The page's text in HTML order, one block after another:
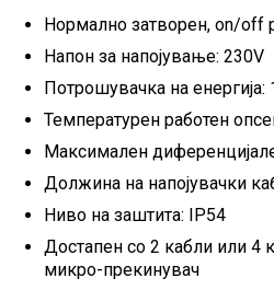
Нормално затворен, on/off
Напон за напојување: 230V
Потрошувачка на енергија:
Температурен работен
Максимален
Должина на напојувачки
Ниво на заштита: IP54
Достапен со 2 кабли или 4
микро-прекинувач